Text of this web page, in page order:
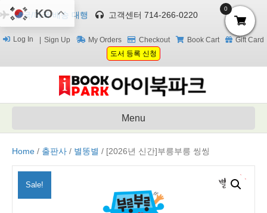
한국/미국 배송 대행 고객센터 714-266-0220
Log In Sign Up My Orders Checkout Book Cart
Gift Card
도서 등록 신청
Menu
Home / 출판사 / 별똥별 / [2026년 신간]부릉부릉 씽씽
Sale!
KO 0